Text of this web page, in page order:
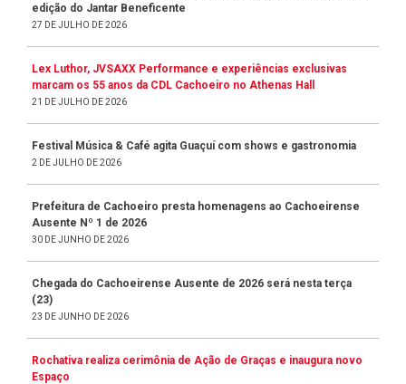
edição do Jantar Beneficente
27 DE JULHO DE 2026
Lex Luthor, JVSAXX Performance e experiências exclusivas
marcam os 55 anos da CDL Cachoeiro no Athenas Hall
21 DE JULHO DE 2026
Festival Música & Café agita Guaçuí com shows e gastronomia
2 DE JULHO DE 2026
Prefeitura de Cachoeiro presta homenagens ao Cachoeirense
Ausente Nº 1 de 2026
30 DE JUNHO DE 2026
Chegada do Cachoeirense Ausente de 2026 será nesta terça
(23)
23 DE JUNHO DE 2026
Rochativa realiza cerimônia de Ação de Graças e inaugura novo
Espaço